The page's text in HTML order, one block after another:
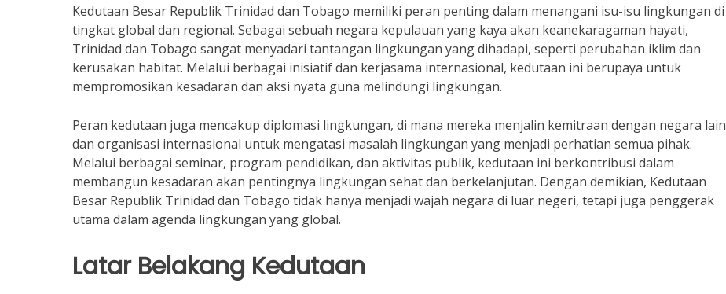
Kedutaan Besar Republik Trinidad dan Tobago memiliki peran penting dalam menangani isu-isu lingkungan di
tingkat global dan regional. Sebagai sebuah negara kepulauan yang kaya akan keanekaragaman hayati,
Trinidad dan Tobago sangat menyadari tantangan lingkungan yang dihadapi, seperti perubahan iklim dan
kerusakan habitat. Melalui berbagai inisiatif dan kerjasama internasional, kedutaan ini berupaya untuk
mempromosikan kesadaran dan aksi nyata guna melindungi lingkungan.
Peran kedutaan juga mencakup diplomasi lingkungan, di mana mereka menjalin kemitraan dengan negara lain
dan organisasi internasional untuk mengatasi masalah lingkungan yang menjadi perhatian semua pihak.
Melalui berbagai seminar, program pendidikan, dan aktivitas publik, kedutaan ini berkontribusi dalam
membangun kesadaran akan pentingnya lingkungan sehat dan berkelanjutan. Dengan demikian, Kedutaan
Besar Republik Trinidad dan Tobago tidak hanya menjadi wajah negara di luar negeri, tetapi juga penggerak
utama dalam agenda lingkungan yang global.
Latar Belakang Kedutaan